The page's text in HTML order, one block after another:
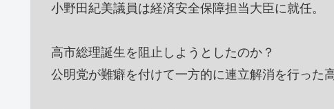
小野田紀美議員は経済安全保障担当大臣に就任。
高市総理誕生を阻止しようとしたのか？
公明党が難癖を付けて一方的に連立解消を行った